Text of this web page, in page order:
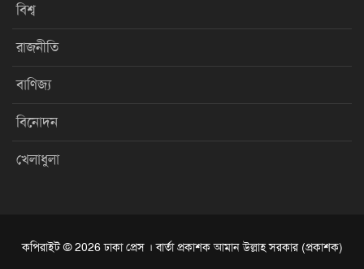
বিশ্ব
রাজনীতি
বাণিজ্য
বিনোদন
খেলাধুলা
কপিরাইট © 2026 ঢাকা প্রেস । বার্তা প্রকাশক আমান উল্লাহ সরকার (প্রকাশক)